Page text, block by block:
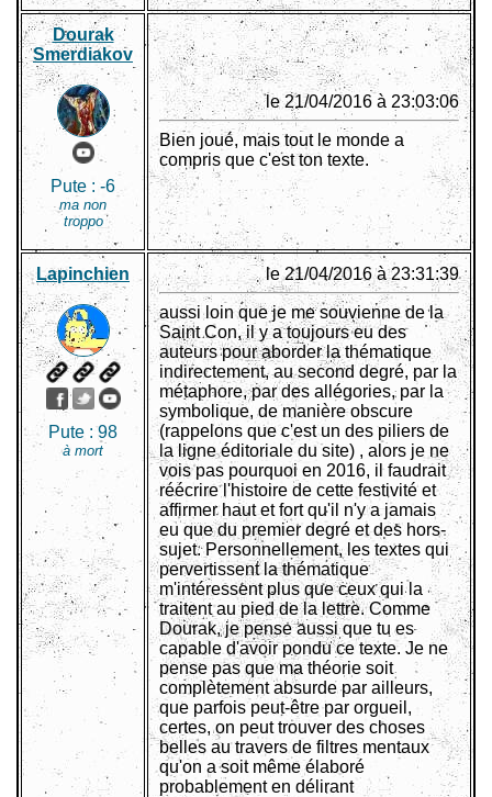
Dourak
Smerdiakov
Pute : -6
ma non
troppo
le 21/04/2016 à 23:03:06
Bien joué, mais tout le monde a
compris que c'est ton texte.
Lapinchien
Pute :98
à mort
le 21/04/2016 à 23:31:39
aussi loin que je me souvienne de la
Saint Con, il y a toujours eu des
auteurs pour aborder la thématique
indirectement, au second degré, par la
métaphore, par des allégories, par la
symbolique, de manière obscure
(rappelons que c'est un des piliers de
la ligne éditoriale du site) , alors je ne
vois pas pourquoi en 2016, il faudrait
réécrire l'histoire de cette festivité et
affirmer haut et fort qu'il n'y a jamais
eu que du premier degré et des hors-
sujet. Personnellement, les textes qui
pervertissent la thématique
m'intéressent plus que ceux qui la
traitent au pied de la lettre. Comme
Dourak, je pense aussi que tu es
capable d'avoir pondu ce texte. Je ne
pense pas que ma théorie soit
complètement absurde par ailleurs,
que parfois peut-être par orgueil,
certes, on peut trouver des choses
belles au travers de filtres mentaux
qu'on a soit même élaboré
probablement en délirant